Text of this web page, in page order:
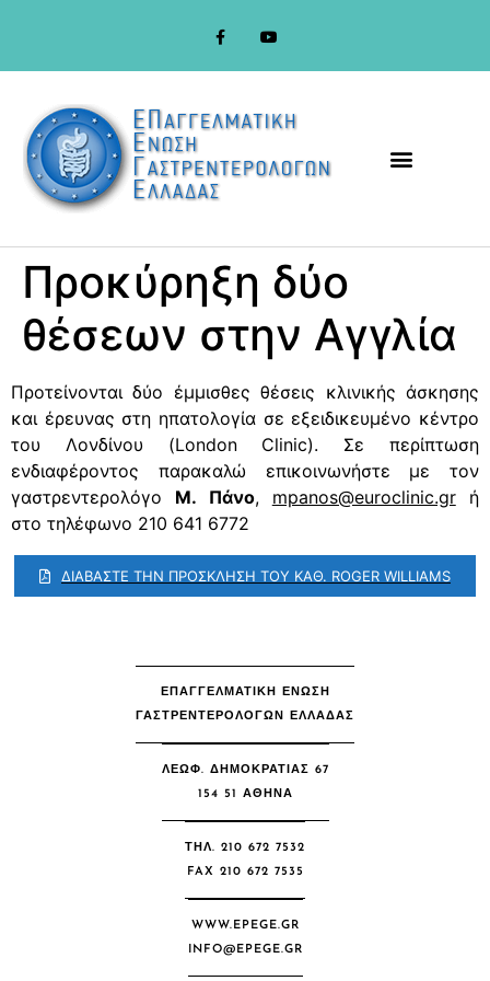
Προκύρηξη δύο
θέσεων στην Αγγλία
Προτείνονται δύο έμμισθες θέσεις κλινικής άσκησης
και έρευνας στη ηπατολογία σε εξειδικευμένο κέντρο
του Λονδίνου (London Clinic). Σε περίπτωση
ενδιαφέροντος παρακαλώ επικοινωνήστε με τον
γαστρεντερολόγο Μ. Πάνο, mpanos@euroclinic.grή
στο τηλέφωνο 210 641 6772
ΔΙΑΒΑΣΤΕ ΤΗΝ ΠΡΟΣΚΛΗΣΗ ΤΟΥ ΚΑΘ. ROGER WILLIAMS
ΕΠΑΓΓΕΛΜΑΤΙΚΗ ΕΝΩΣΗ
ΓΑΣΤΡΕΝΤΕΡΟΛΟΓΩΝ ΕΛΛΑΔΑΣ
ΛΕΩΦ. ΔΗΜΟΚΡΑΤΙΑΣ 67
154 51 ΑΘΉΝΑ
ΤΗΛ. 210 672 7532
FAX 210 672 7535
WWW.EPEGE.GR
INFO@EPEGE.GR